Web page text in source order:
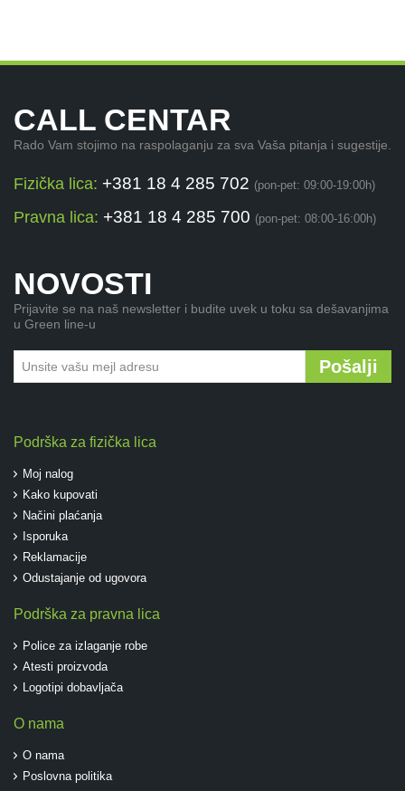
CALL CENTAR
Rado Vam stojimo na raspolaganju za sva Vaša pitanja i sugestije.
Fizička lica: +381 18 4 285 702 (pon-pet: 09:00-19:00h)
Pravna lica: +381 18 4 285 700 (pon-pet: 08:00-16:00h)
NOVOSTI
Prijavite se na naš newsletter i budite uvek u toku sa dešavanjima
u Green line-u
Pošalji
Podrška za fizička lica
Moj nalog
Kako kupovati
Načini plaćanja
Isporuka
Reklamacije
Odustajanje od ugovora
Podrška za pravna lica
Police za izlaganje robe
Atesti proizvoda
Logotipi dobavljača
O nama
O nama
Poslovna politika